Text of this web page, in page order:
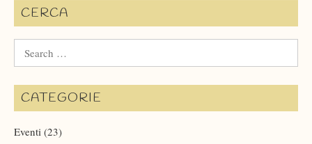
CERCA
for:
CATEGORIE
Eventi (23)